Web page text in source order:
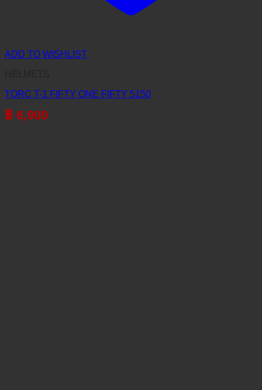
ADD TO WISHLIST
TORC T-1 FIFTY ONE FIFTY 5150
฿ 6,900